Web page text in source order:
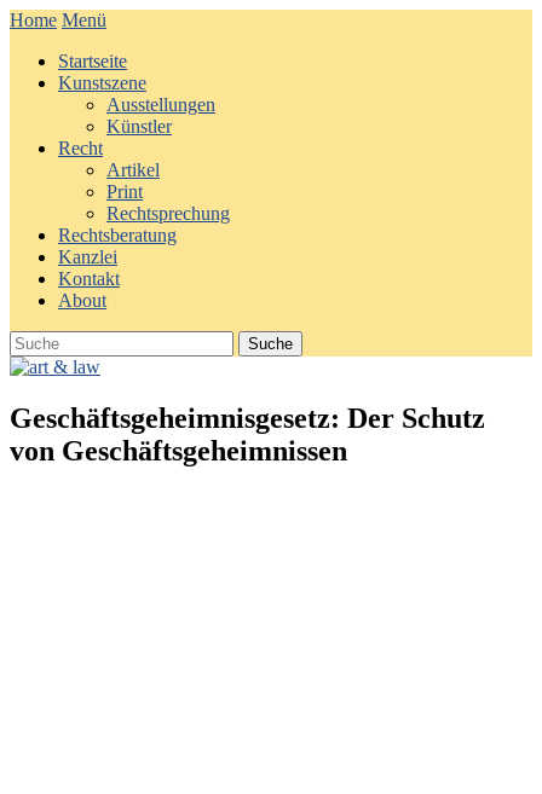
Home Menü
Startseite
Kunstszene
Ausstellungen
Künstler
Recht
Artikel
Print
Rechtsprechung
Rechtsberatung
Kanzlei
Kontakt
About
Geschäftsgeheimnisgesetz: Der Schutz
von Geschäftsgeheimnissen